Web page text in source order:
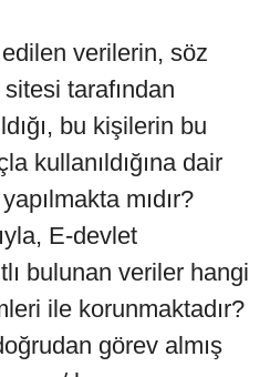
edilen verilerin, söz
tarafından
bu kişilerin bu
kullanıldığına dair
mıdır?
E-devlet
bulunan veriler hangi
ile korunmaktadır?
görev almış